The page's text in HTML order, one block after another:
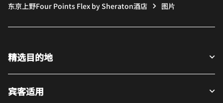
东京上野Four Points Flex by Sheraton酒店 图片
精选目的地
宾客适用